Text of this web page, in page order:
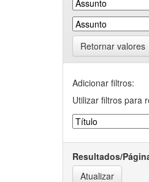
Retornar valores
Adicionar filtros:
Utilizar filtros para
Resultados/